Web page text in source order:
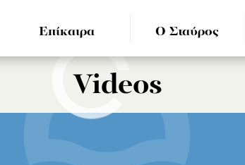
Επίκαιρα Ο Σταύρος
Videos